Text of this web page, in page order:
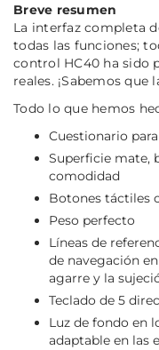
Breve resumen
La interfaz completa
todas las funciones;
control HC40 ha sido
reales. ¡Sabemos que
Todo lo que hemos
Cuestionario
Superficie mate,
comodidad
Botones táctiles
Peso perfecto
Líneas de
de navegación
agarre y la
Teclado de 5
Luz de fondo en
adaptable en las